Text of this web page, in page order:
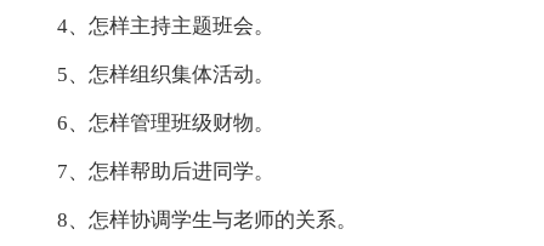
4、怎样主持主题班会。
5、怎样组织集体活动。
6、怎样管理班级财物。
7、怎样帮助后进同学。
8、怎样协调学生与老师的关系。